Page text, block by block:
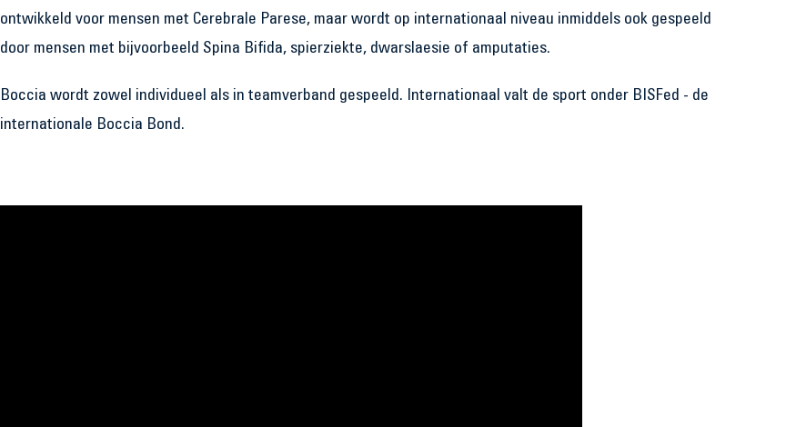
ontwikkeld voor mensen met Cerebrale Parese, maar wordt op internationaal niveau inmiddels ook gespeeld
door mensen met bijvoorbeeld Spina Bifida, spierziekte, dwarslaesie of amputaties.
Boccia wordt zowel individueel als in teamverband gespeeld. Internationaal valt de sport onder BISFed - de
internationale Boccia Bond.